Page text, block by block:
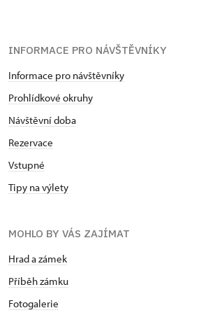
INFORMACE PRO NÁVŠTĚVNÍKY
Informace pro návštěvníky
Prohlídkové okruhy
Návštěvní doba
Rezervace
Vstupné
Tipy na výlety
MOHLO BY VÁS ZAJÍMAT
Hrad a zámek
Příběh zámku
Fotogalerie